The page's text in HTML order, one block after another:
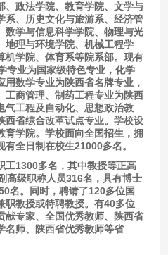
、政法学院、教育学院、文学与
系、历史文化与旅游系、经济管
数学与信息科学学院、物理与光
地理与环境学院、机械工程学
机学院、体育系等院系部。现有
专业为国家级特色专业，化学
数学专业为陕西省名牌专业，
工商管理、制药工程专业为陕西
气工程及自动化、思想政治教
西省综合改革试点专业。学校设
育学院。学校面向全国招生，拥
全日制在校生21000多名。
工1300多名，其中教授等正高
高级职称人员316名，具有博士
名。同时，聘请了120多位国
职教授或特聘教授。有40多位
献专家、全国优秀教师、陕西省
名师、陕西省优秀教师等省